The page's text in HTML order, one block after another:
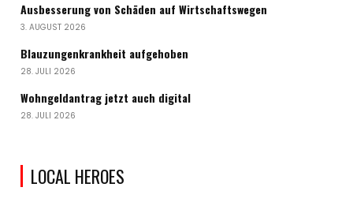
Ausbesserung von Schäden auf Wirtschaftswegen
3. AUGUST 2026
Blauzungenkrankheit aufgehoben
28. JULI 2026
Wohngeldantrag jetzt auch digital
28. JULI 2026
LOCAL HEROES